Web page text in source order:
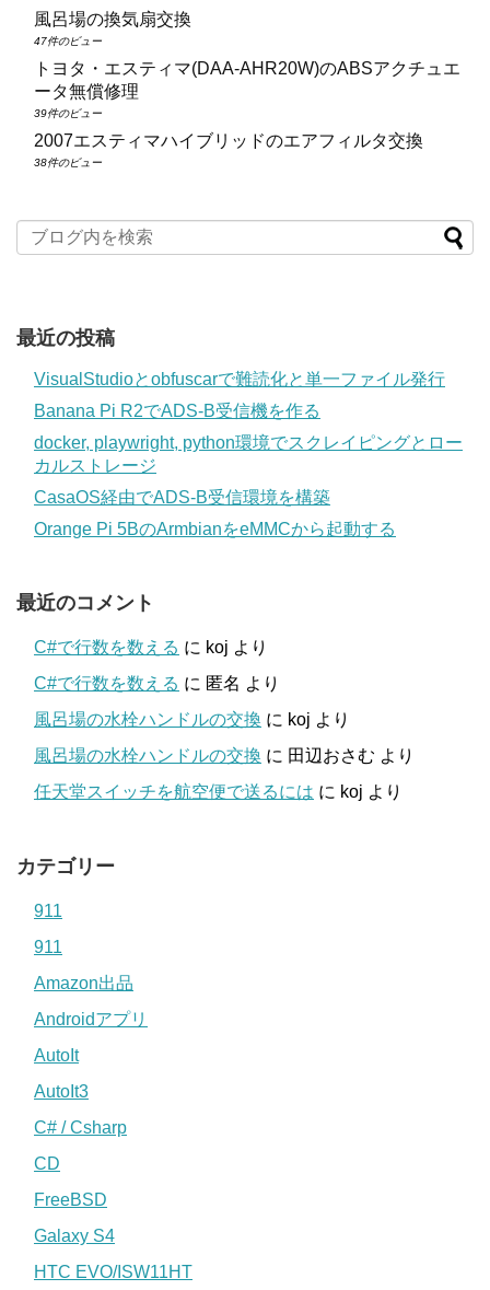
風呂場の換気扇交換
47件のビュー
トヨタ・エスティマ(DAA‑AHR20W)のABSアクチュエ
ータ無償修理
39件のビュー
2007エスティマハイブリッドのエアフィルタ交換
38件のビュー
最近の投稿
VisualStudioとobfuscarで難読化と単一ファイル発行
Banana Pi R2でADS-B受信機を作る
docker, playwright, python環境でスクレイピングとロー
カルストレージ
CasaOS経由でADS-B受信環境を構築
Orange Pi 5BのArmbianをeMMCから起動する
最近のコメント
C#で行数を数える に koj より
C#で行数を数える に 匿名 より
風呂場の水栓ハンドルの交換 に koj より
風呂場の水栓ハンドルの交換 に 田辺おさむ より
任天堂スイッチを航空便で送るには に koj より
カテゴリー
911
911
Amazon出品
Androidアプリ
AutoIt
AutoIt3
C# / Csharp
CD
FreeBSD
Galaxy S4
HTC EVO/ISW11HT